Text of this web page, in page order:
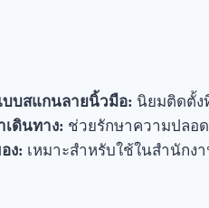
บสแกนลายนิ้วมือ: นิยมติดตั้ง
เดินทาง: ช่วยรักษาความปลอ
ง: เหมาะสำหรับใช้ในสำนักง